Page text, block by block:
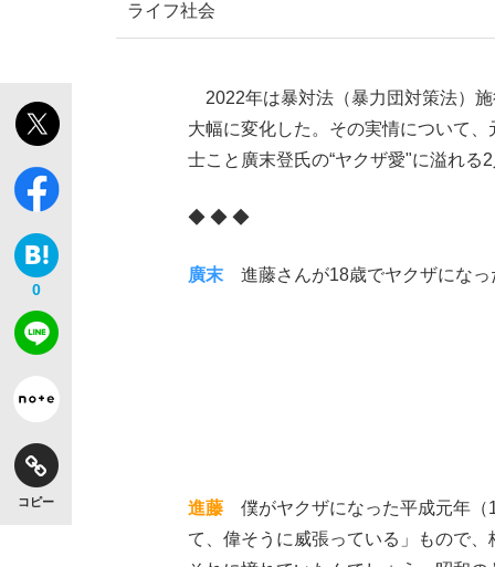
ライフ社会
0
コピー
2022年は暴対法（暴力団対策法）
大幅に変化した。その実情について
士こと廣末登氏の“ヤクザ愛"に溢れる
◆ ◆ ◆
廣末 進藤さんが18歳でヤクザにな
進藤 僕がヤクザになった平成元年（
て、偉そうに威張っている」もので